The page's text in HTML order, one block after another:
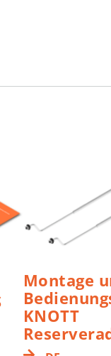
Montage
KNOTT